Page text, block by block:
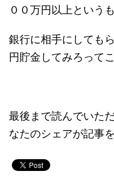
００万円以上という
銀行に相手にしても
円貯金してみろって
最後まで読んでいた
なたのシェアが記事